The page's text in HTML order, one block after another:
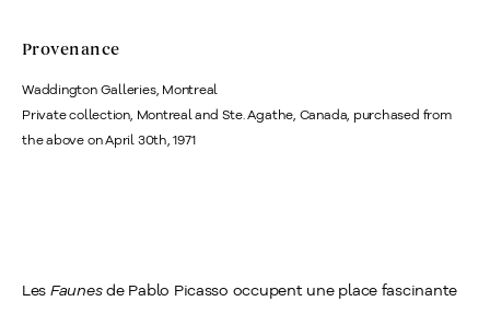
Provenance
Waddington Galleries, Montreal
Private collection, Montreal and Ste. Agathe, Canada, purchased from
the above on April 30th, 1971
Les Faunesde Pablo Picasso occupent une place fascinante